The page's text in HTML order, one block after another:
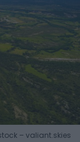
– valiant.skies